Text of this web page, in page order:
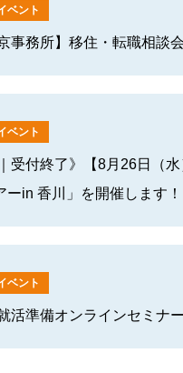
ベント
事務所】移住・転職相談
ベント
受付終了》【8月26日（
ーin 香川」を開催します！
ベント
準備オンラインセミナ